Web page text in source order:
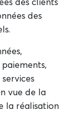
des clients
des
vue de la
la réalisation